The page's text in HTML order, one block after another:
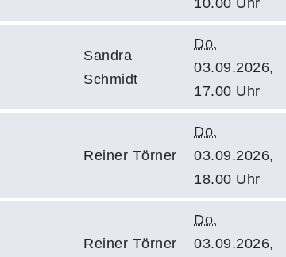
10.00 Uhr
Sandra
Schmidt
Do.
03.09.2026,
17.00 Uhr
Reiner Törner
Do.
03.09.2026,
18.00 Uhr
Reiner Törner
Do.
03.09.2026,